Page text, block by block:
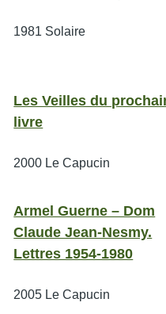
1981 Solaire
Les Veilles du
livre
2000 Le Capucin
Armel Guerne – Dom
Claude Jean-Nesmy.
Lettres 1954-1980
2005 Le Capucin